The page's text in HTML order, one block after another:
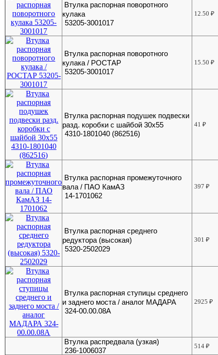
Втулка распорная поворотного
кулака
53205-3001017
12.50₽
Втулка распорная поворотного
кулака / РОСТАР
53205-3001017
15.50₽
Втулка распорная подушек подвески
разд. коробки с шайбой 30х55
4310-1801040 (862516)
41₽
Втулка распорная промежуточного
вала / ПАО КамАЗ
14-1701062
397₽
Втулка распорная среднего
редуктора (высокая)
5320-2502029
301₽
Втулка распорная ступицы среднего
и заднего моста / аналог МАДАРА
324-00.00.08А
2925₽
Втулка распредвала (узкая)
236-1006037
514₽